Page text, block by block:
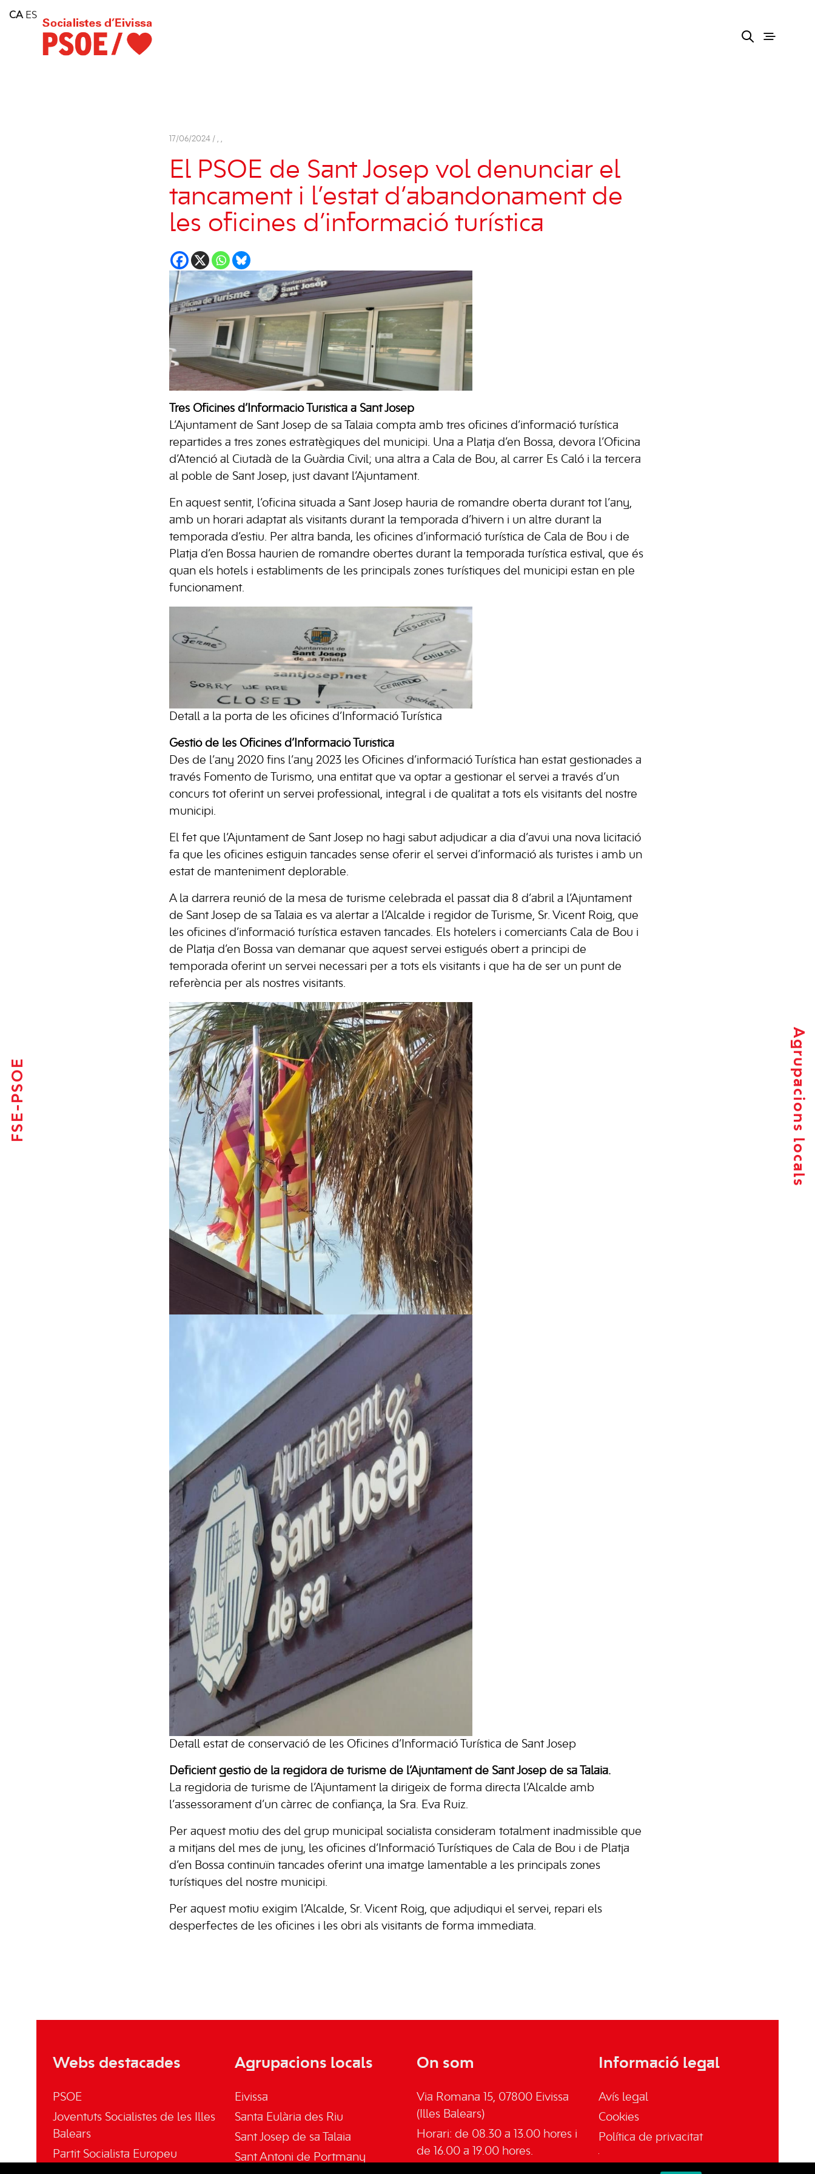
Consell Insular d'Eivissa
Services
FSE-PSOE Agrupacions locals
17/06/2024 / , ,
El PSOE de Sant Josep vol denunciar el
tancament i l’estat d’abandonament de
les oficines d’informació turística
Tres Oficines d’Informació Turística a Sant Josep
L’Ajuntament de Sant Josep de sa Talaia compta amb tres oficines d’informació turística
repartides a tres zones estratègiques del municipi. Una a Platja d’en Bossa, devora l’Oficina
d’Atenció al Ciutadà de la Guàrdia Civil; una altra a Cala de Bou, al carrer Es Caló i la tercera
al poble de Sant Josep, just davant l’Ajuntament.
En aquest sentit, l’oficina situada a Sant Josep hauria de romandre oberta durant tot l’any,
amb un horari adaptat als visitants durant la temporada d’hivern i un altre durant la
temporada d’estiu. Per altra banda, les oficines d’informació turística de Cala de Bou i de
Platja d’en Bossa haurien de romandre obertes durant la temporada turística estival, que és
quan els hotels i establiments de les principals zones turístiques del municipi estan en ple
funcionament.
Detall a la porta de les oficines d’Informació Turística
Gestió de les Oficines d’Informació Turística
Des de l’any 2020 fins l’any 2023 les Oficines d’informació Turística han estat gestionades a
través Fomento de Turismo, una entitat que va optar a gestionar el servei a través d’un
concurs tot oferint un servei professional, integral i de qualitat a tots els visitants del nostre
municipi.
El fet que l’Ajuntament de Sant Josep no hagi sabut adjudicar a dia d’avui una nova licitació
fa que les oficines estiguin tancades sense oferir el servei d’informació als turistes i amb un
estat de manteniment deplorable.
A la darrera reunió de la mesa de turisme celebrada el passat dia 8 d’abril a l’Ajuntament
de Sant Josep de sa Talaia es va alertar a l’Alcalde i regidor de Turisme, Sr. Vicent Roig, que
les oficines d’informació turística estaven tancades. Els hotelers i comerciants Cala de Bou i
de Platja d’en Bossa van demanar que aquest servei estigués obert a principi de
temporada oferint un servei necessari per a tots els visitants i que ha de ser un punt de
referència per als nostres visitants.
Detall estat de conservació de les Oficines d’Informació Turística de Sant Josep
Deficient gestió de la regidora de turisme de l’Ajuntament de Sant Josep de sa Talaia.
La regidoria de turisme de l’Ajuntament la dirigeix de forma directa l’Alcalde amb
l’assessorament d’un càrrec de confiança, la Sra. Eva Ruiz.
Per aquest motiu des del grup municipal socialista consideram totalment inadmissible que
a mitjans del mes de juny, les oficines d’Informació Turístiques de Cala de Bou i de Platja
d’en Bossa continuïn tancades oferint una imatge lamentable a les principals zones
turístiques del nostre municipi.
Per aquest motiu exigim l’Alcalde, Sr. Vicent Roig, que adjudiqui el servei, repari els
desperfectes de les oficines i les obri als visitants de forma immediata.
Webs destacades
PSOE
Joventuts Socialistes de les Illes
Balears
Partit Socialista Europeu
Agrupacions locals
Eivissa
Santa Eulària des Riu
Sant Josep de sa Talaia
Sant Antoni de Portmany
On som
Via Romana 15, 07800 Eivissa
(Illes Balears)
Horari: de 08.30 a 13.00 hores i
de 16.00 a 19.00 hores.
Informació legal
Avís legal
Cookies
Política de privacitat
CA ES